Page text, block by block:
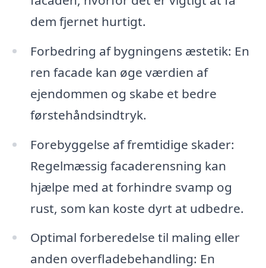
dem fjernet hurtigt.
Forbedring af bygningens æstetik: En
ren facade kan øge værdien af
ejendommen og skabe et bedre
førstehåndsindtryk.
Forebyggelse af fremtidige skader:
Regelmæssig facaderensning kan
hjælpe med at forhindre svamp og
rust, som kan koste dyrt at udbedre.
Optimal forberedelse til maling eller
anden overfladebehandling: En